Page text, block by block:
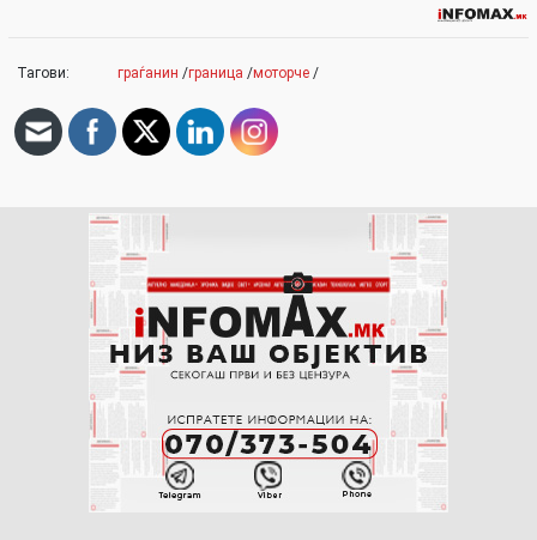
Тагови: граѓанин /граница /моторче /